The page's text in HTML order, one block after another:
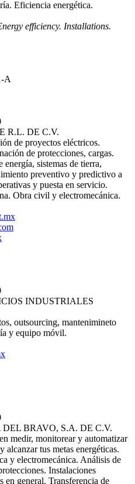
Eficiencia energética.
efficiency. Installations.
A
R.L. DE C.V.
de proyectos eléctricos.
de protecciones, cargas.
sistemas de tierra,
preventivo y predictivo a
y puesta en servicio.
Obra civil y electromecánica.
INDUSTRIALES
outsourcing, mantenimineto
y equipo móvil.
BRAVO, S.A. DE C.V.
medir, monitorear y automatizar
alcanzar tus metas energéticas.
y electromecánica. Análisis de
Instalaciones
en general. Transferencia de